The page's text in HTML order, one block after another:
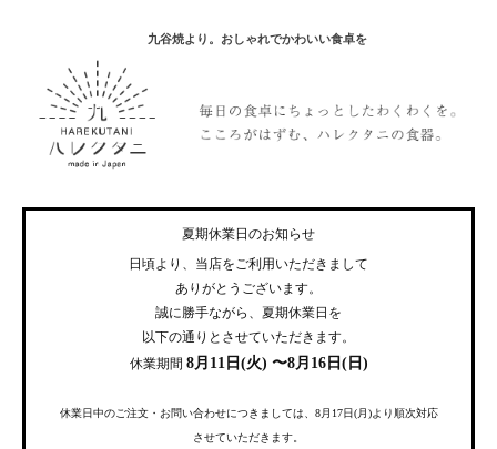
九谷焼より。おしゃれでかわいい食卓を
夏期休業日のお知らせ
日頃より、当店をご利用いただきまして
ありがとうございます。
誠に勝手ながら、夏期休業日を
以下の通りとさせていただきます。
休業期間 8月11日(火) 〜8月16日(日)
休業日中のご注文・お問い合わせにつきましては、8月17日(月)より順次対応
させていただきます。